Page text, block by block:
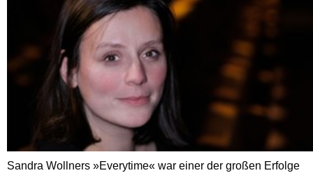
Sandra Wollners »Everytime« war einer der großen Erfolge